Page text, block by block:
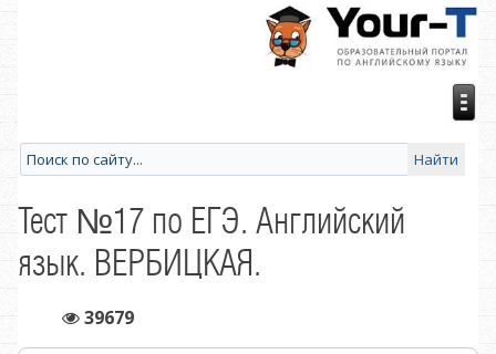
Тест №17 по ЕГЭ. Английский
язык. ВЕРБИЦКАЯ.
39679